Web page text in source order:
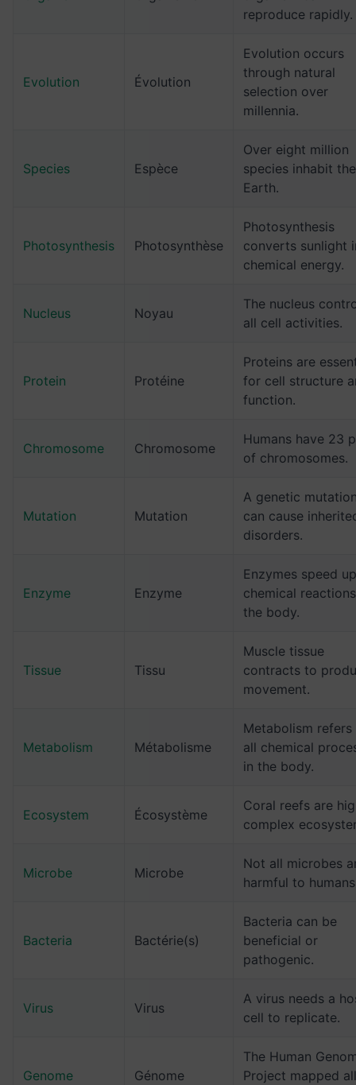
reproduce rapidly.
Evolution Évolution
Evolution occurs
through natural
selection over
millennia.
Species Espèce
Over eight million
species inhabit the
Earth.
Photosynthesis Photosynthèse
Photosynthesis
converts sunlight
chemical energy.
Nucleus Noyau
The nucleus
all cell activities.
Protein Protéine
Proteins are
for cell structure
function.
Chromosome Chromosome
Humans have 23
of chromosomes.
Mutation Mutation
A genetic
can cause
disorders.
Enzyme Enzyme
Enzymes speed up
chemical
the body.
Tissue Tissu
Muscle tissue
contracts to
movement.
Metabolism Métabolisme
Metabolism
all chemical
in the body.
Ecosystem Écosystème
Coral reefs are
complex
Microbe Microbe
Not all microbes
harmful to
Bacteria Bactérie(s)
Bacteria can be
beneficial or
pathogenic.
Virus Virus
A virus needs a
cell to replicate.
Genome Génome
The Human
Project mapped all